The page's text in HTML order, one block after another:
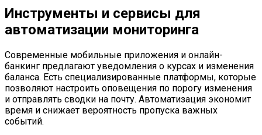
Инструменты и сервисы для
автоматизации мониторинга
Современные мобильные приложения и онлайн-
банкинг предлагают уведомления о курсах и изменения
баланса. Есть специализированные платформы, которые
позволяют настроить оповещения по порогу изменения
и отправлять сводки на почту. Автоматизация экономит
время и снижает вероятность пропуска важных
событий.